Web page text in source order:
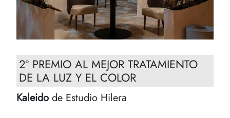
2º PREMIO AL MEJOR TRATAMIENTO
DE LA LUZ Y EL COLOR
Kaleido de Estudio Hilera